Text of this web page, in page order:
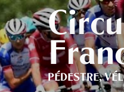
PÉDESTRE,